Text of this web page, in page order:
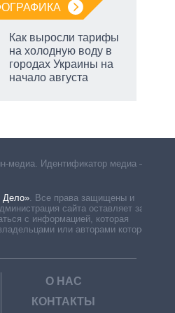
Как выросли тарифы
на холодную воду в
городах Украины на
начало августа
медиа. Идентификатор медиа –
Дело»
Все права защищены и
сайта оставляет за
с информацией, которая
или авторами которой
О НАС
КОНТАКТЫ